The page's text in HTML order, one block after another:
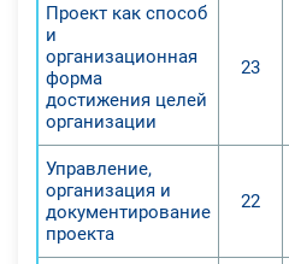
Проект как способ
и
организационная
форма
достижения целей
организации
23
Управление,
организация и
документирование
проекта
22